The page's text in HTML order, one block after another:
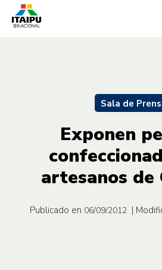
Sala de
Exponen
artesanos de
Publicado en 06/09/2012 |